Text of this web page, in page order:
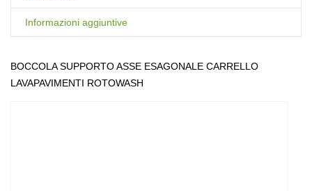
Informazioni aggiuntive
BOCCOLA SUPPORTO ASSE ESAGONALE CARRELLO
LAVAPAVIMENTI ROTOWASH